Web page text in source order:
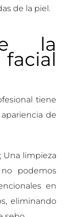
de la piel.
la
tiene
de
Una limpieza
podemos
en
eliminando